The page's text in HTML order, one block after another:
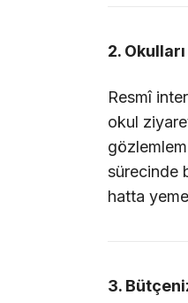
2.
Resmî
okul
sürecinde
hatta
3.